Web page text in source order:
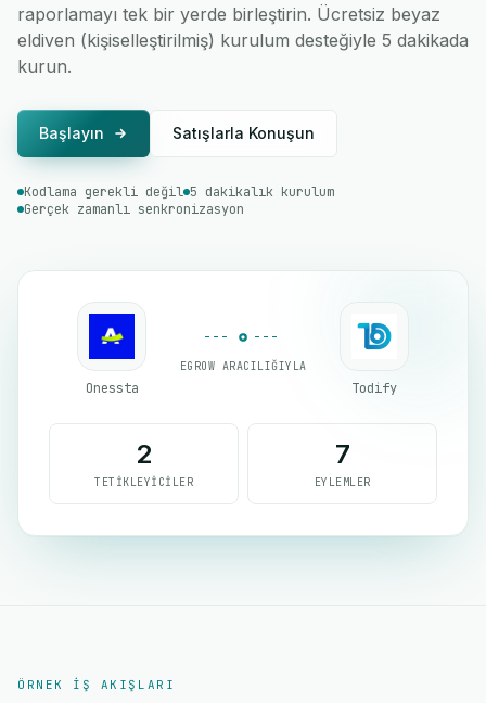
raporlamayı tek bir yerde birleştirin. Ücretsiz beyaz
eldiven (kişiselleştirilmiş) kurulum desteğiyle 5 dakikada
kurun.
Başlayın Satışlarla Konuşun
Kodlama gerekli değil 5 dakikalık kurulum
Gerçek zamanlı senkronizasyon
Onessta
EGROW ARACILIĞIYLA
Todify
2
TETIKLEYICILER
7
EYLEMLER
ÖRNEK IŞ AKIŞLARI